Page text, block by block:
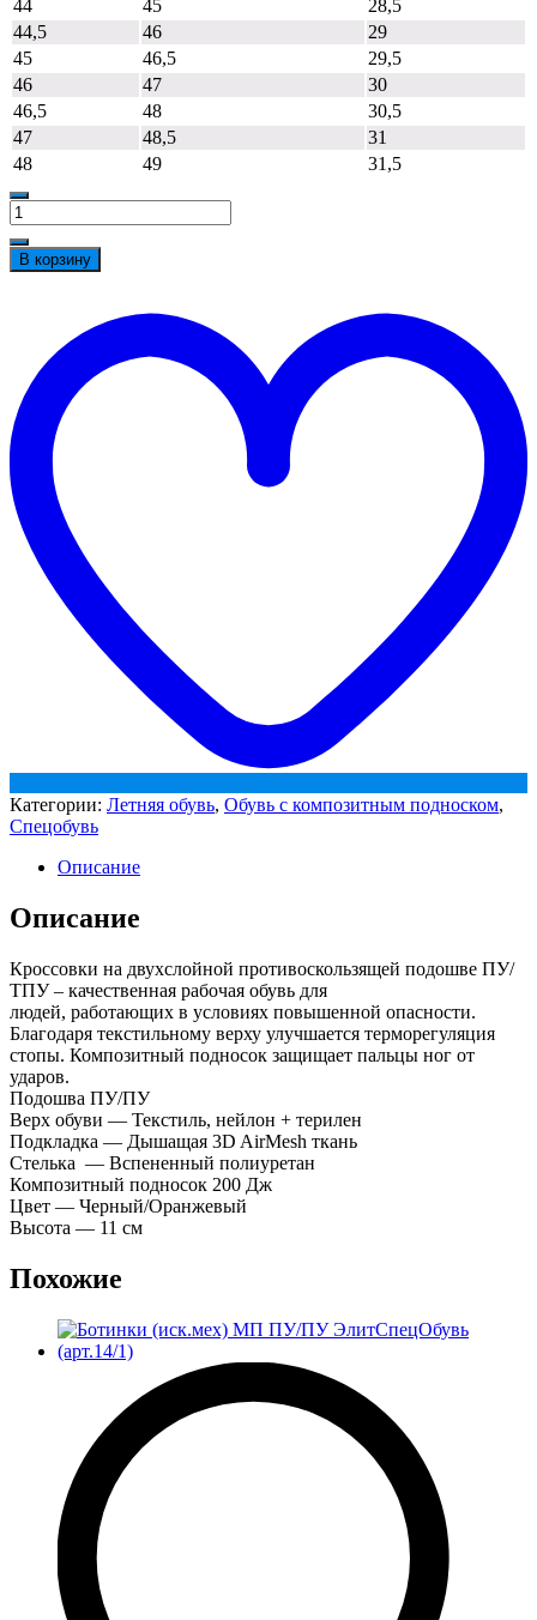
44
45
28,5
44,5
46
29
45
46,5
29,5
46
47
30
46,5
48
30,5
47
48,5
31
48
49 31,5
Количество
товара
Кроссовки
PROtection
ТПУ
(арт.5334К
В корзину
Категории: Летняя обувь, Обувь с композитным подноском,
Спецобувь
Описание
Описание
Кроссовки на двухслойной противоскользящей подошве ПУ/
ТПУ – качественная рабочая обувь для
людей, работающих в условиях повышенной опасности.
Благодаря текстильному верху улучшается терморегуляция
стопы. Композитный подносок защищает пальцы ног от
ударов.
Подошва ПУ/ПУ
Верх обуви — Текстиль, нейлон + терилен
Подкладка — Дышащая 3D AirMesh ткань
Стелька — Вспененный полиуретан
Композитный подносок 200 Дж
Цвет — Черный/Оранжевый
Высота — 11 см
Похожие